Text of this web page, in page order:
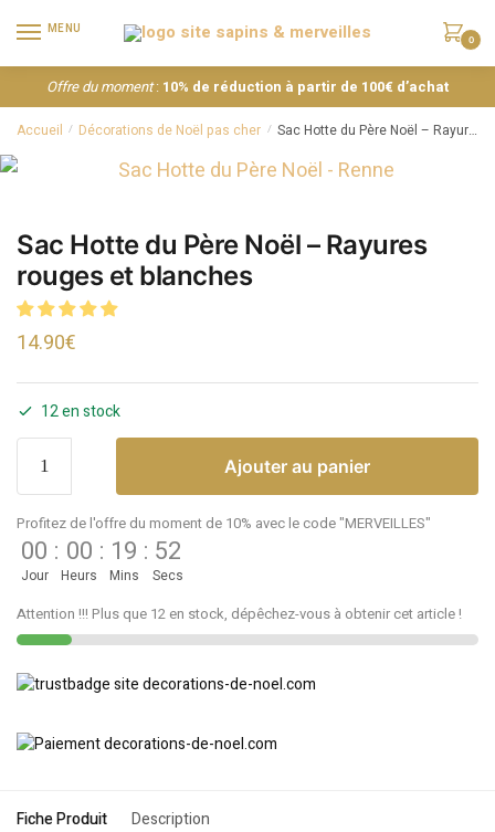
MENU
0
Offre du moment: 10% de réduction à partir de 100€ d’achat
Accueil / Décorations de Noël pas cher / Sac Hotte du Père Noël – Rayures rouges et blanches
Sac Hotte du Père Noël – Rayures
rouges et blanches
14.90€
12 en stock
Ajouter au panier
Profitez de l'offre du moment de 10% avec le code "MERVEILLES"
00
Jour
: 00
Heurs
: 19
Mins
: 52
Secs
Attention !!! Plus que 12 en stock, dépêchez-vous à obtenir cet article !
Fiche Produit Description